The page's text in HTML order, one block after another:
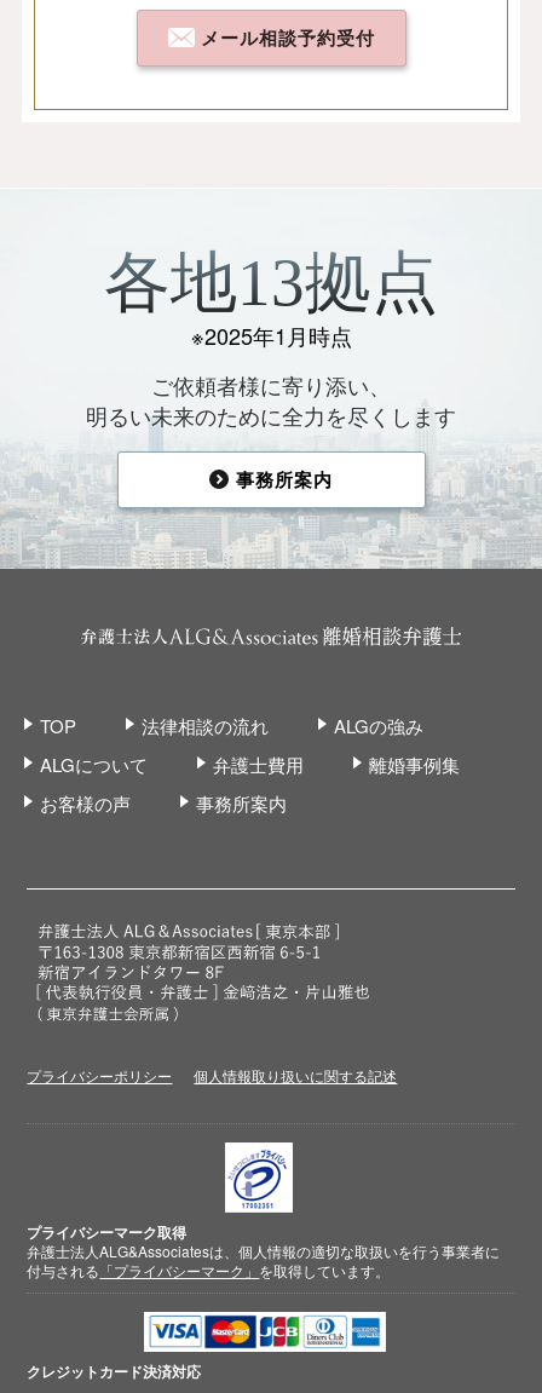
メール相談予約受付
各地13拠点
※2025年1月時点
ご依頼者様に寄り添い、
明るい未来のために全力を尽くします
事務所案内
TOP 法律相談の流れ
ALGの強み
ALGについて
弁護士費用
離婚事例集
お客様の声
事務所案内
プライバシーポリシー 個人情報取り扱いに関する記述
プライバシーマーク取得
弁護士法人ALG&Associatesは、個人情報の適切な取扱いを行う事業者に
付与される 「プライバシーマーク」 を取得しています。
クレジットカード決済対応